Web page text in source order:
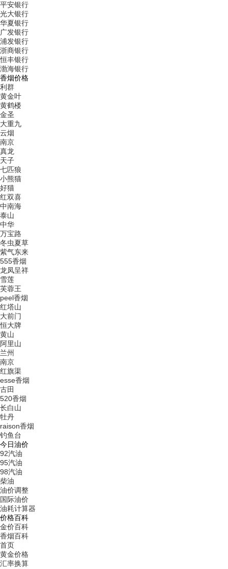
平安银行
光大银行
华夏银行
广发银行
浦发银行
浙商银行
恒丰银行
渤海银行
香烟价格
利群
黄金叶
黄鹤楼
金圣
大重九
云烟
南京
真龙
天子
七匹狼
小熊猫
好猫
红双喜
中南海
泰山
中华
万宝路
冬虫夏草
紫气东来
555香烟
龙凤呈祥
雪莲
芙蓉王
peel香烟
红塔山
大前门
恒大牌
黄山
阿里山
兰州
南京
红旗渠
esse香烟
古田
520香烟
长白山
牡丹
raison香烟
钓鱼台
今日油价
92汽油
95汽油
98汽油
柴油
油价调整
国际油价
油耗计算器
价格百科
金价百科
香烟百科
首页
黄金价格
汇率换算